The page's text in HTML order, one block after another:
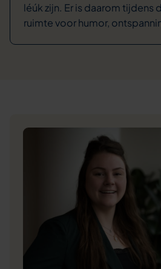
léúk zijn. Er is daarom tijdens
ruimte voor humor,